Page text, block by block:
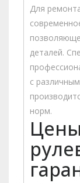
Для
деталей.
с
норм.